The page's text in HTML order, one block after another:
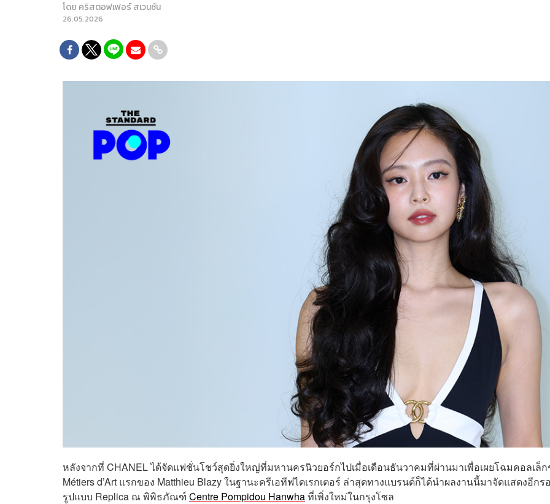
โดย คริสตอฟเฟอร์ สเวนซัน
26.05.2026
หลังจากที่ CHANEL ได้จัดแฟชั่นโชว์สุดยิ่งใหญ่ที่มหานครนิวยอร์กไปเมื่อเดือนธันวาคมที่ผ่านมาเพื่อเผยโฉมคอลเล็
Métiers d’Art แรกของ Matthieu Blazy ในฐานะครีเอทีฟไดเรกเตอร์ ล่าสุดทางแบรนด์ก็ได้นำผลงานนี้มาจัดแสดงอีกร
รูปแบบ Replica ณ พิพิธภัณฑ์ Centre Pompidou Hanwhaที่เพิ่งใหม่ในกรุงโซล